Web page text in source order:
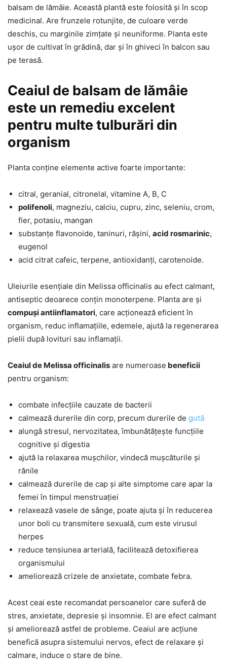
balsam de lămâie. Această plantă este folosită și în scop
medicinal. Are frunzele rotunjite, de culoare verde
deschis, cu marginile zimțate și neuniforme. Planta este
ușor de cultivat în grădină, dar și în ghiveci în balcon sau
pe terasă.
Ceaiul de balsam de lămâie
este un remediu excelent
pentru multe tulburări din
organism
Planta conține elemente active foarte importante:
citral, geranial, citronelal, vitamine A, B, C
polifenoli, magneziu, calciu, cupru, zinc, seleniu, crom,
fier, potasiu, mangan
substanțe flavonoide, taninuri, rășini, acid rosmarinic,
eugenol
acid citrat cafeic, terpene, antioxidanți, carotenoide.
Uleiurile esențiale din Melissa officinalis au efect calmant,
antiseptic deoarece conțin monoterpene. Planta are și
compuși antiinflamatori, care acționează eficient în
organism, reduc inflamațiile, edemele, ajută la regenerarea
pielii după lovituri sau inflamații.
Ceaiul de Melissa officinalis are numeroase beneficii
pentru organism:
combate infecțiile cauzate de bacterii
calmează durerile din corp, precum durerile de gută
alungă stresul, nervozitatea, îmbunătățește funcțiile
cognitive și digestia
ajută la relaxarea mușchilor, vindecă mușcăturile și
rănile
calmează durerile de cap și alte simptome care apar la
femei în timpul menstruației
relaxează vasele de sânge, poate ajuta și în reducerea
unor boli cu transmitere sexuală, cum este virusul
herpes
reduce tensiunea arterială, facilitează detoxifierea
organismului
ameliorează crizele de anxietate, combate febra.
Acest ceai este recomandat persoanelor care suferă de
stres, anxietate, depresie și insomnie. El are efect calmant
și ameliorează astfel de probleme. Ceaiul are acțiune
benefică asupra sistemului nervos, efect de relaxare și
calmare, induce o stare de bine.